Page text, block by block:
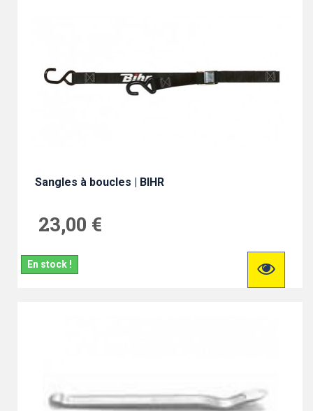
Sangles à boucles | BIHR
23,00 €
En stock !